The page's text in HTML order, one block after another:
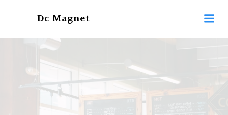
Dc Magnet